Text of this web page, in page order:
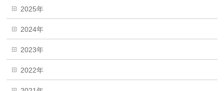
2025年
2024年
2023年
2022年